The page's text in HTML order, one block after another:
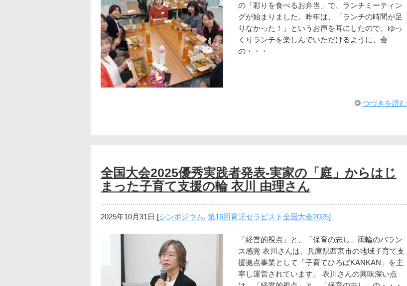
の「彩りを食べるお弁当」で、ランチミーティン
グが始まりました。昨年は、「ランチの時間が足
りなかった！」というお声を耳にしたので、ゆっ
くりランチを楽しんでいただけるように、会
の・・・
つづきを読む
全国大会2025優秀実践者発表-実家の「庭」からはじ
まった子育て支援の輪 衣川 由理さん
2025年10月31日 [シンポジウム, 第16回育児セラピスト全国大会2025]
「経営的視点」と、「保育の志し」両輪のバラン
ス感覚 衣川さんは、兵庫県西宮市の地域子育て支
援拠点事業として「子育てひろばKANKAN」を主
宰し運営されています。 衣川さんの興味深い点